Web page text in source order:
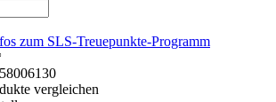
zum SLS-Treuepunkte-Programm
vergleichen